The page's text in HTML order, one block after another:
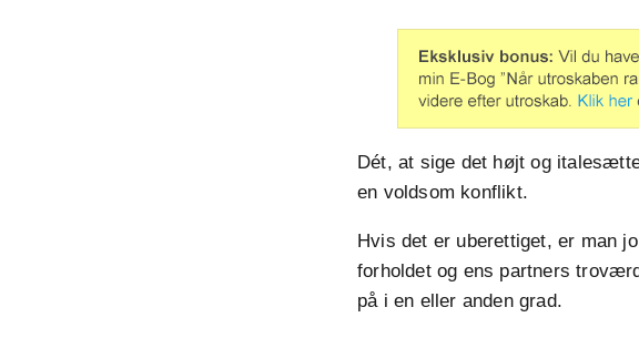
Dét, at sige det højt og
en voldsom konflikt.
Hvis det er uberettiget, er man
forholdet og ens partners
på i en eller anden grad.